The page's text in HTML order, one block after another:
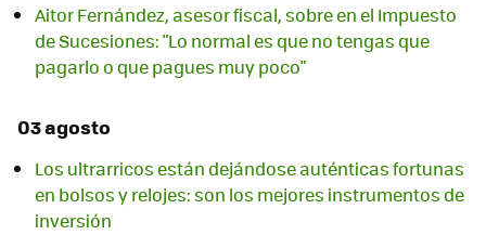
Aitor Fernández, asesor fiscal, sobre en el Impuesto
de Sucesiones: "Lo normal es que no tengas que
pagarlo o que pagues muy poco"
03 agosto
Los ultrarricos están dejándose auténticas fortunas
en bolsos y relojes: son los mejores instrumentos de
inversión